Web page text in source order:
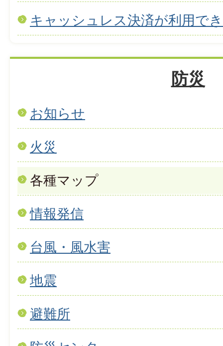
キャッシュレス決済が利用で
防災
お知らせ
火災
各種マップ
情報発信
台風・風水害
地震
避難所